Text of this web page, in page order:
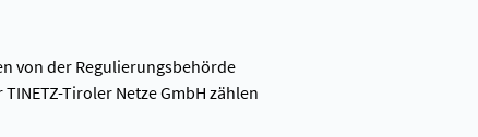
von der Regulierungsbehörde
Tiroler Netze GmbH zählen